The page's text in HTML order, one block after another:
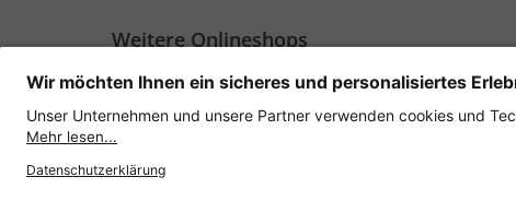
Weitere Onlineshops
Österreich